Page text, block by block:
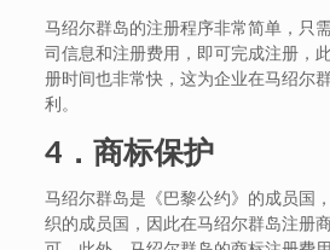
马绍尔群岛的注册程序非常简单，只
司信息和注册费用，即可完成注册，
册时间也非常快，这为企业在马绍尔
利。
4．商标保护
马绍尔群岛是《巴黎公约》的成员国
织的成员国，因此在马绍尔群岛注册